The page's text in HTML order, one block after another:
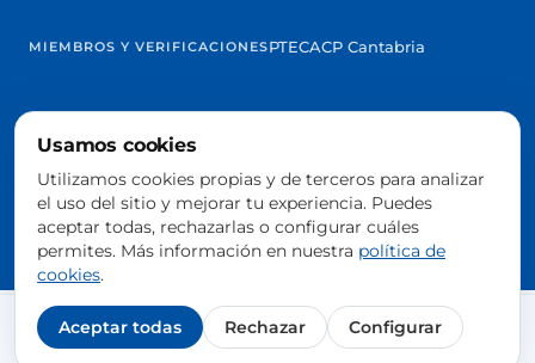
MIEMBROS Y VERIFICACIONESPTECACP Cantabria
@2026 Trowelapp
Aviso legalTérminos y condicionesPrivacidadCookies
Configurar cookies
Hecho con ❤️ desde Cantabria, España
Agendar demo gratis
Usamos cookies
Utilizamos cookies propias y de terceros para analizar
el uso del sitio y mejorar tu experiencia. Puedes
aceptar todas, rechazarlas o configurar cuáles
permites. Más información en nuestra política de
cookies.
Aceptar todas Rechazar Configurar